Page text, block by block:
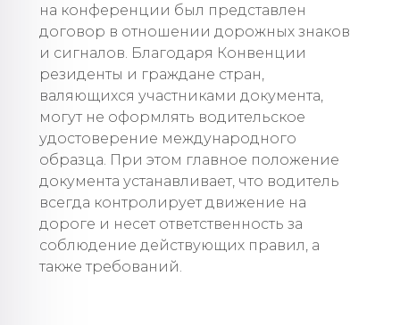
на конференции был представлен
договор в отношении дорожных знаков
и сигналов. Благодаря Конвенции
резиденты и граждане стран,
валяющихся участниками документа,
могут не оформлять водительское
удостоверение международного
образца. При этом главное положение
документа устанавливает, что водитель
всегда контролирует движение на
дороге и несет ответственность за
соблюдение действующих правил, а
также требований.